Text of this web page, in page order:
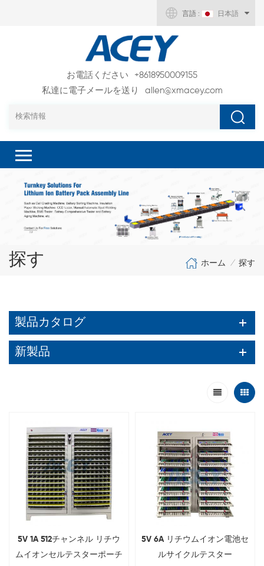
言語 : 日本語
お電話ください
+8618950009155
私達に電子メールを送り
allen@xmacey.com
探す ホーム / 探す
製品カタログ
新製品
5V 1A 512チャンネル リチウ
ムイオンセルテスターポーチ
5V 6A リチウムイオン電池セ
ルサイクルテスター